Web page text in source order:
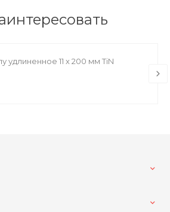
удлиненное 11 х 200 мм TiN